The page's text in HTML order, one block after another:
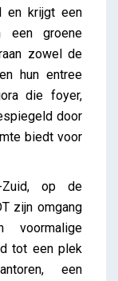
en krijgt een
een groene
zowel de
hun entree
die foyer,
door
biedt voor
Zuid, op de
zijn omgang
voormalige
tot een plek
een